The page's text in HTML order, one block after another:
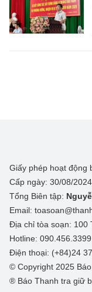
Giấy phép hoạt động
Cấp ngày: 30/08/
Tổng Biên tập:
Email:
Địa chỉ tòa soạn: 100
Hotline: 090.456.3399
Điện thoại: (+84)24
© Copyright 2025
® Báo Thanh tra giữ